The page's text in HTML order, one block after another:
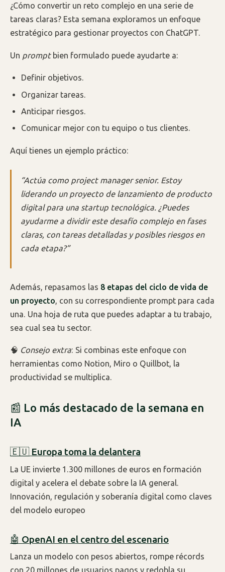
¿Cómo convertir un reto complejo en una serie de
tareas claras? Esta semana exploramos un enfoque
estratégico para gestionar proyectos con ChatGPT.
Un promptbien formulado puede ayudarte a:
Definir objetivos.
Organizar tareas.
Anticipar riesgos.
Comunicar mejor con tu equipo o tus clientes.
Aquí tienes un ejemplo práctico:
“Actúa como project manager senior. Estoy
liderando un proyecto de lanzamiento de producto
digital para una startup tecnológica. ¿Puedes
ayudarme a dividir este desafío complejo en fases
claras, con tareas detalladas y posibles riesgos en
cada etapa?”
Además, repasamos las 8 etapas del ciclo de vida de
un proyecto , con su correspondiente prompt para cada
una. Una hoja de ruta que puedes adaptar a tu trabajo,
sea cual sea tu sector.
🧠 Consejo extra: Si combinas este enfoque con
herramientas como Notion, Miro o Quillbot, la
productividad se multiplica.
📰 Lo más destacado de la semana en
IA
🇪🇺 Europa toma la delantera
La UE invierte 1.300 millones de euros en formación
digital y acelera el debate sobre la IA general.
Innovación, regulación y soberanía digital como claves
del modelo europeo
🤖 OpenAI en el centro del escenario
Lanza un modelo con pesos abiertos, rompe récords
con 20 millones de usuarios pagos y redobla su